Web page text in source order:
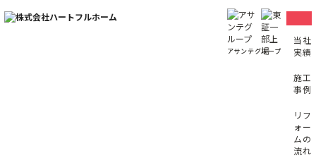
ン
アサンテグループ
当社
実績
施工
事例
リフ
ォー
ムの
流れ